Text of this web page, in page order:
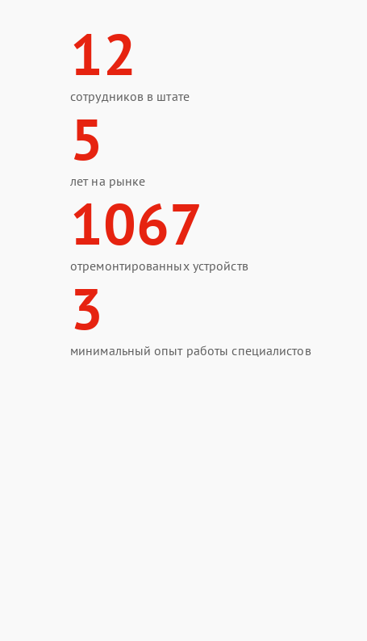
12
сотрудников в штате
5
лет на рынке
1067
отремонтированных устройств
3
минимальный опыт работы специалистов